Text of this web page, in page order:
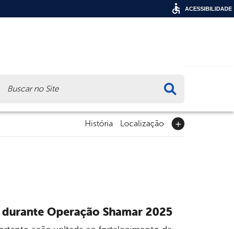
História Localização
Operação Shamar 2025
ACESSIBILIDADE